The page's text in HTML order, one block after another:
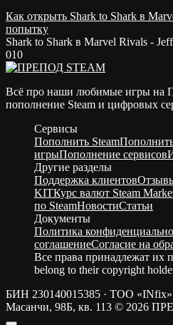
Как открыть Shark to Shark в
попытку
Shark to Shark в Marvel Rivals -
010
Всё про наши любимые игры на
пополнение Steam и цифровых
Сервисы
Пополнить Steam
игрыПополнение сервисов
Другие разделы
Поддержка клиентов
KITКурс валют Steam
по SteamНовостиСтатьи
Документы
Политика
соглашениеСогласие на
Все права принадлежат их
belong to their copyright
БИН 230140015385 · ТОО «INfix»
Масанчи, 98Б, кв. 113 © 2026